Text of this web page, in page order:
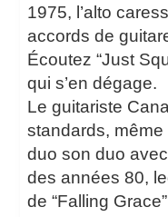
1975, l’alto
accords de
Écoutez “Just
qui s’en dégage.
Le guitariste
standards, même
duo son duo
des années 80,
de “Falling